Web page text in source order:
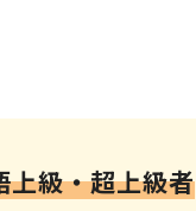
上級・超上級者